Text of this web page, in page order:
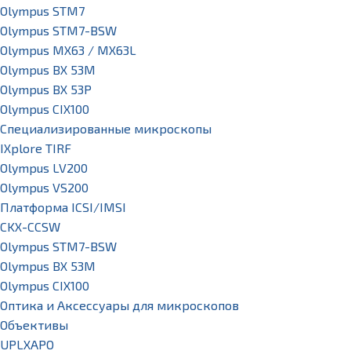
Olympus STM7
Olympus STM7-BSW
Olympus MX63 / MX63L
Olympus BX 53M
Olympus BX 53P
Olympus CIX100
Специализированные микроскопы
IXplore TIRF
Olympus LV200
Olympus VS200
Платформа ICSI/IMSI
CKX-CCSW
Olympus STM7-BSW
Olympus BX 53M
Olympus CIX100
Оптика и Аксессуары для микроскопов
Объективы
UPLXAPO